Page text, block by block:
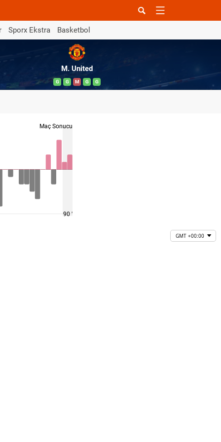
Sporx Ekstra Basketbol
M. United
G G M G G
Maç Sonucu
90 '
GMT +00:00